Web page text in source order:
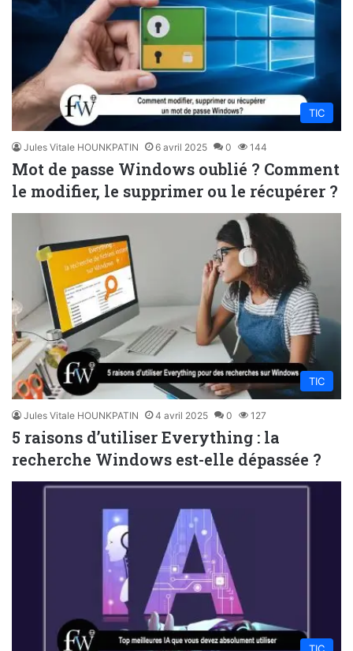
TIC
Jules Vitale HOUNKPATIN 6 avril 2025 0 144
Mot de passe Windows oublié ? Comment
le modifier, le supprimer ou le récupérer ?
TIC
Jules Vitale HOUNKPATIN 4 avril 2025 0 127
5 raisons d’utiliser Everything : la
recherche Windows est-elle dépassée ?